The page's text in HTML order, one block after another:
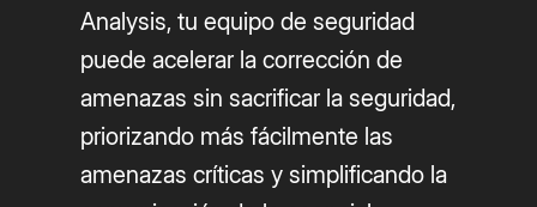
Analysis, tu equipo de seguridad
puede acelerar la corrección de
amenazas sin sacrificar la seguridad,
priorizando más fácilmente las
amenazas críticas y simplificando la